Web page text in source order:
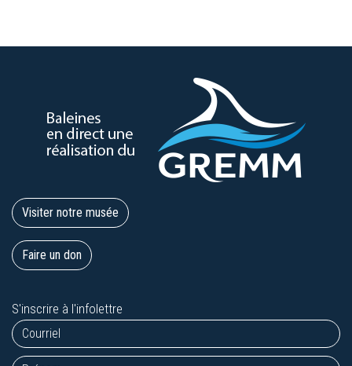
Visiter notre musée
Faire un don
S'inscrire à l'infolettre